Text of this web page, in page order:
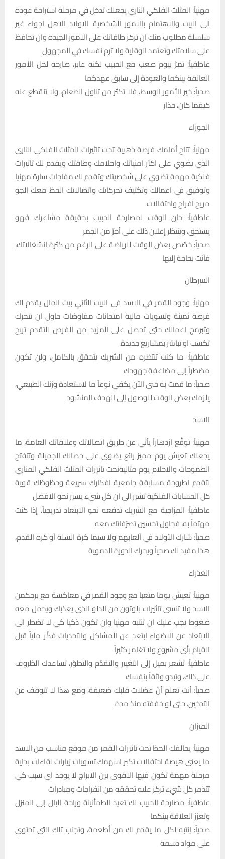
مهنياً: المثلث الفلكي الناري يجعلك تدخل في مرحلة استراحة عودة
الى البيت والاهتمام بالامور الشخصية الاولاد الاهل اجواء غير
سلسلة مطلوب منك ان تركز طاقاتك على الامور الجيدة وان تحافظ
على سلامتك وتعتمد الوقاية ولا ترم نفسك في المجهول
عاطفياً: تمرّ بيوم صعب مع الحبيب لكنه عابر، صارحه لحل الأمور
العالقة بينكما والعودة إلى سابق عهدكما
صحياً: خير الأمور الوسط، فلا تكثر من تناول الطعام، ولا تنقطع عنه
كيفما كان، حذار
الجوزاء
مهنياً: تتاح أمامك فرصة ذهبية تحت تاثيرات المثلث الفلكي الناري
الذي يضوي على اكثر امنياتك واحلامك وطاقتك ويقدم لك تاثيرات
فلكية مهمة تضوي على شخصيتك وتقدم لك مفاجات سارة مهنيا
وتوفيق في اعمالك وتكثيف تحركاتك واتصالاتك الحظ معك الجو
مريح افراح واحتفالات
عاطفياً: حان الوقت لمصارحة الحبيب بحقيقة مشاعرك فهو
يستحق، وينتظر إعلان ذلك على أحرّ من الجمر
صحياً: خصّص بعض الوقت للرياضة على الرغم من كثرة انشغالاتك،
فأنت بحاجة إليها
السرطان
مهنياً: وجود القمر في الاسد في البيت الثاني بيت المال يقدم لك
فرصة ثمينة وتسويات مالية امتحانات مفاوضات حاول ان تتحرك
وتبرمج اعمالك حتى تحصل على المزيد من الفرص للتقدم تربح
تكسب او تباشر بمشاريع جديدة.
عاطفياً: ما كنت تنتظره من الشريك يتحقق بالكامل، ولن تكون
مضطراً إلى مضاعفة جهودك
صحياً: ما قمت به حتى الآن يكفي نوعاً ما لاستعادة وزنك الطبيعي،
يلزمك بعض الوقت للوصول إلى الهدف المنشود
الاسد
مهنياً: توقَّع ازدهاراً يأتي عن طريق اتصالاتك وعلاقاتك العامة، ما
يجعلك تعيش يوم مميز رائع يضوي على خصالك الجميلة وتتفتح
الطموحات والاحلام يوم مثاليةتحت تاثيرات المثلث الفلكي المناري
لتقدم اطروحة مسابقة جامعية افكارك سريعة وحظوظك قوية
كل الحسابات الفلكية تشير الى ان كل شيء يسير نحو الافضل
عاطفياً: المزاجية مع الشريك تدفعه نحو الابتعاد تدريجياً. إذا كنت
مهتماً به، فحاول تحسين تصرّفاتك معه
صحياً: شارك الأولاد في ألعابهم ولا سيما كرة السلة أو كرة القدم،
هذا مفيد لك صحياً ويحرك الدورة الدموية
العذراء
مهنياً: تعيش يوما متعبا مع وجود القمر في معاكسة مع برجكمن
الاسد ولا تنسى تاثيرات بلوتون من الدلو الذي يعذبك ويحمل معه
ضغوط يجب عليك ان تنتبه مهنيا وان تكون ذكيا كي لا تضطر الى
الابتعاد عن الاضواء ابتعد عن المشاكل والتحديات فكّر ملياً قبل
القيام بأي مشروع ولا تغامر كثيراً
عاطفياً: تشعر بميل إلى التغيير والتقدّم والتطوّر، تساعدك الظروف
على ذلك، وتبدو واثقاً بنفسك
صحياً: أنت تعلم أنّ عضلات قلبك ضعيفة، ومع هذا لا تتوقف عن
التدخين، حتى لو خففته منذ مدة
الميزان
مهنياً: يحالفك الحظ تحت تاثيرات القمر من موقع مناسب من الاسد
ما يعني هيصة احتفالات تكبر اسهمك تسويات زيارات لقاءات بداية
مرحلة مهمة تكون فيها الاقوى بين الابراج لا يوجد اي سبب كي
تتذمر كل شيء تركز عليه تحققه من انفراجات ومبادرات
عاطفياً: مصارحة الحبيب لك تعيد الطمأنينة وراحة البال إلى المنزل
وتعزز العلاقة بينكما
صحياً: إنتبه لكل ما يقدم لك من أطعمة، وتجنب تلك التي تحتوي
على مواد دسمة